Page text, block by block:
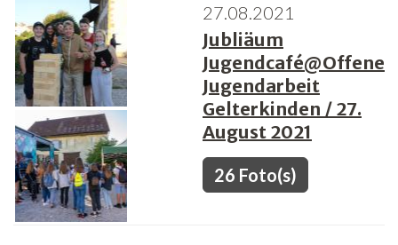
27.08.2021
Jubliäum
Jugendcafé@Offene
Jugendarbeit
Gelterkinden / 27.
August 2021
26 Foto(s)